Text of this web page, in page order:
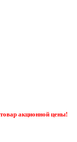
акционной цены!